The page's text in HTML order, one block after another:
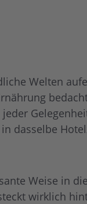
Welten
dasselbe
Weise in
wirklich